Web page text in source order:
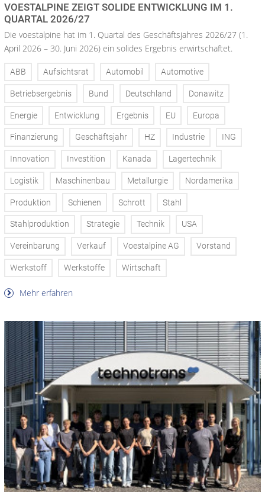
VOESTALPINE ZEIGT SOLIDE ENTWICKLUNG IM 1.
QUARTAL 2026/27
Die voestalpine hat im 1. Quartal des Geschäftsjahres 2026/27 (1.
April 2026 – 30. Juni 2026) ein solides Ergebnis erwirtschaftet.
ABB Aufsichtsrat Automobil Automotive
Betriebsergebnis Bund Deutschland Donawitz
Energie Entwicklung Ergebnis EU Europa
Finanzierung Geschäftsjahr HZ Industrie ING
Innovation Investition Kanada Lagertechnik
Logistik Maschinenbau Metallurgie Nordamerika
Produktion Schienen Schrott Stahl
Stahlproduktion Strategie Technik USA
Vereinbarung Verkauf Voestalpine AG Vorstand
Werkstoff Werkstoffe Wirtschaft
Mehr erfahren